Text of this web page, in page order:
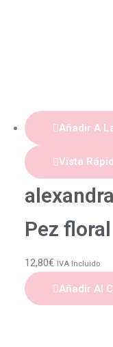
Añadir A
Vista
Pez
12,80€ IVA Incluido
Añadir Al